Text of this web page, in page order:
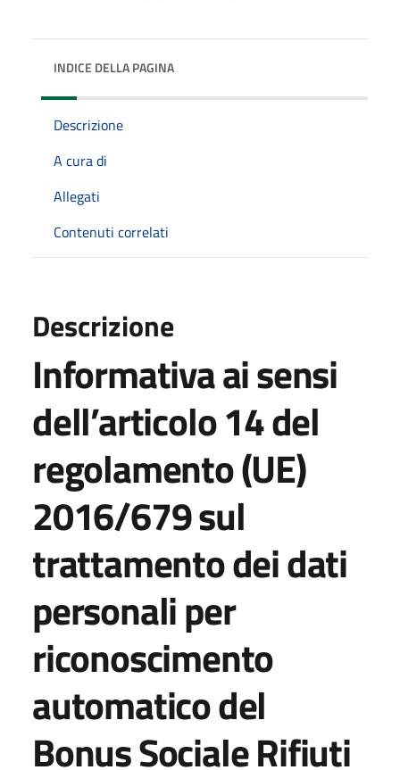
INDICE DELLA PAGINA
Descrizione
A cura di
Allegati
Contenuti correlati
Descrizione
Informativa ai sensi
dell’articolo 14 del
regolamento (UE)
2016/679 sul
trattamento dei dati
personali per
riconoscimento
automatico del
Bonus Sociale Rifiuti